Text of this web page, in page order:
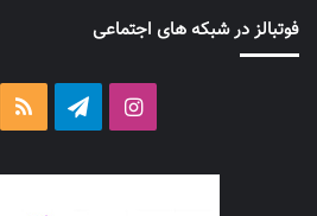
فوتبالز در شبکه های اجتماعی
اینستاگرامتلگرام